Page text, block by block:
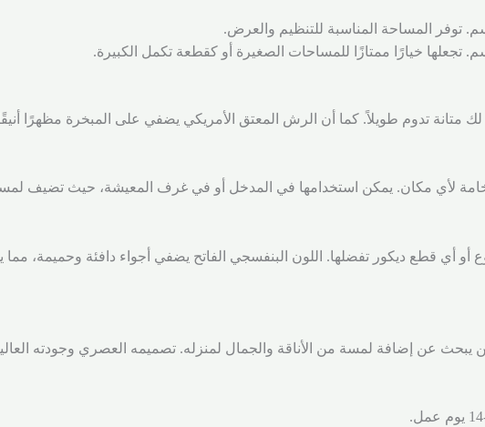
متانة تدوم طويلاً. كما أن الرش المعتق الأمريكي يضفي على المبخرة مظهرًا
لأي مكان. يمكن استخدامها في المدخل أو في غرف المعيشة، حيث تضيف
أي قطع ديكور تفضلها. اللون البنفسجي الفاتح يضفي أجواء دافئة وحميمة، مما
يبحث عن إضافة لمسة من الأناقة والجمال لمنزله. تصميمه العصري وجودته